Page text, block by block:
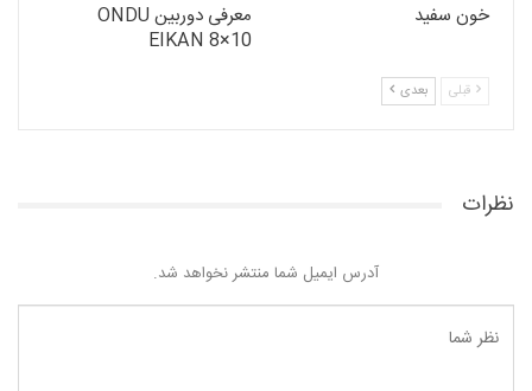
خون سفید
معرفی دوربین ONDU
EIKAN 8×10
قبلی بعدی
نظرات
آدرس ایمیل شما منتشر نخواهد شد.